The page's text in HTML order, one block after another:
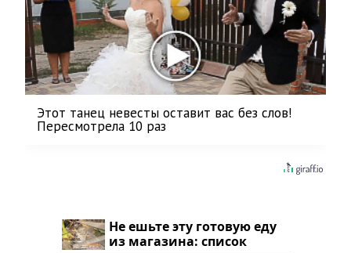
Этот танец невесты оставит вас без слов!
Пересмотрела 10 раз
Не ешьте эту готовую еду
из магазина: список